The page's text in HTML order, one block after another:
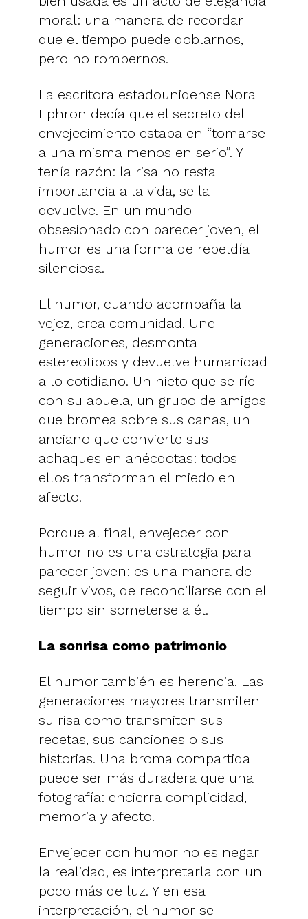
moral: una manera de recordar
que el tiempo puede doblarnos,
pero no rompernos.
La escritora estadounidense Nora
Ephron decía que el secreto del
envejecimiento estaba en “tomarse
a una misma menos en serio”. Y
tenía razón: la risa no resta
importancia a la vida, se la
devuelve. En un mundo
obsesionado con parecer joven, el
humor es una forma de rebeldía
silenciosa.
El humor, cuando acompaña la
vejez, crea comunidad. Une
generaciones, desmonta
estereotipos y devuelve humanidad
a lo cotidiano. Un nieto que se ríe
con su abuela, un grupo de amigos
que bromea sobre sus canas, un
anciano que convierte sus
achaques en anécdotas: todos
ellos transforman el miedo en
afecto.
Porque al final, envejecer con
humor no es una estrategia para
parecer joven: es una manera de
seguir vivos, de reconciliarse con el
tiempo sin someterse a él.
La sonrisa como patrimonio
El humor también es herencia. Las
generaciones mayores transmiten
su risa como transmiten sus
recetas, sus canciones o sus
historias. Una broma compartida
puede ser más duradera que una
fotografía: encierra complicidad,
memoria y afecto.
Envejecer con humor no es negar
la realidad, es interpretarla con un
poco más de luz. Y en esa
interpretación, el humor se